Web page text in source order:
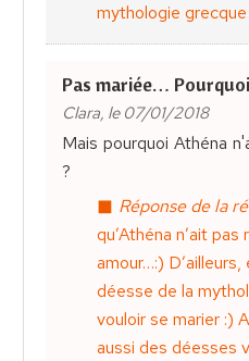
mythologie
Pas mariée…
Clara, le 07/01/2018
Mais pourquoi Athéna
?
Réponse de la
qu’Athéna n’ait
amour…:) D’ailleurs,
déesse de la
vouloir se marier :)
aussi des déesses